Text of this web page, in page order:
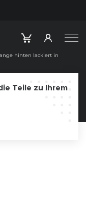
hinten lackiert in
Teile zu Ihrem